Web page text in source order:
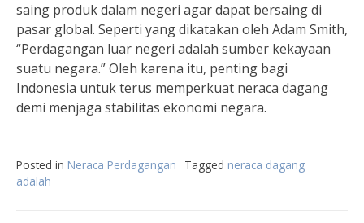
saing produk dalam negeri agar dapat bersaing di
pasar global. Seperti yang dikatakan oleh Adam Smith,
“Perdagangan luar negeri adalah sumber kekayaan
suatu negara.” Oleh karena itu, penting bagi
Indonesia untuk terus memperkuat neraca dagang
demi menjaga stabilitas ekonomi negara.
Posted in Neraca Perdagangan Tagged neraca dagang
adalah